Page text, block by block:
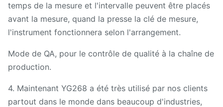
temps de la mesure et l'intervalle peuvent être placés
avant la mesure, quand la presse la clé de mesure,
l'instrument fonctionnera selon l'arrangement.
Mode de QA, pour le contrôle de qualité à la chaîne de
production.
4. Maintenant YG268 a été très utilisé par nos clients
partout dans le monde dans beaucoup d'industries,